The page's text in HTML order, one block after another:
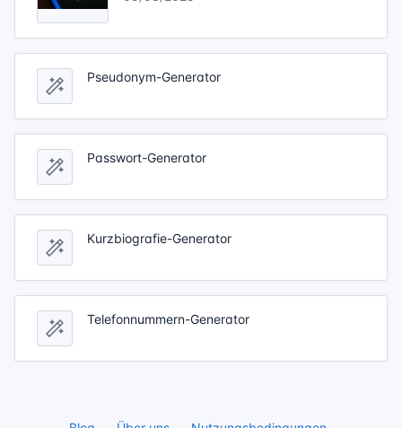
Pseudonym-Generator
Passwort-Generator
Kurzbiografie-Generator
Telefonnummern-Generator